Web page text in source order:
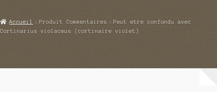
Echanges et contacts
Accueil Produit Commentaires
Peut etre confondu avec
Cortinarius violaceus (cortinaire violet)